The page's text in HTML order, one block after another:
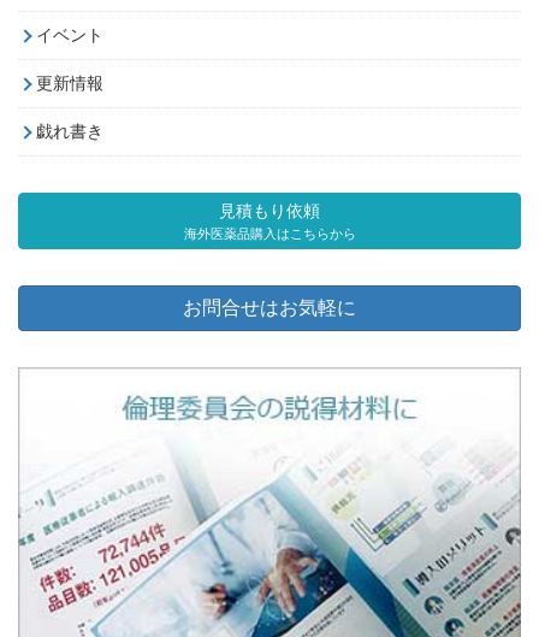
イベント
更新情報
戯れ書き
見積もり依頼
海外医薬品購入はこちらから
お問合せはお気軽に